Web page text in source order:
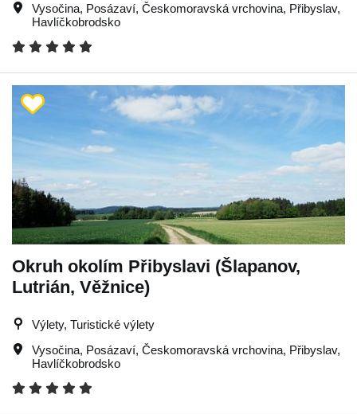
Vysočina, Posázaví, Českomoravská vrchovina, Přibyslav,
Havlíčkobrodsko
Okruh okolím Přibyslavi (Šlapanov,
Lutrián, Věžnice)
Výlety, Turistické výlety
Vysočina, Posázaví, Českomoravská vrchovina, Přibyslav,
Havlíčkobrodsko